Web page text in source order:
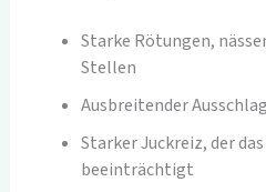
Starke Rötungen,
Stellen
Ausbreitender
Starker Juckreiz, der
beeinträchtigt